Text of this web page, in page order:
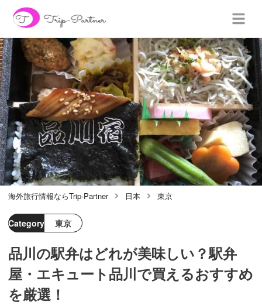
海外旅行情報ならTrip-Partner 日本 東京
Category 東京
品川の駅弁はどれが美味しい？駅弁
屋・エキュート品川で買えるおすすめ
を厳選！